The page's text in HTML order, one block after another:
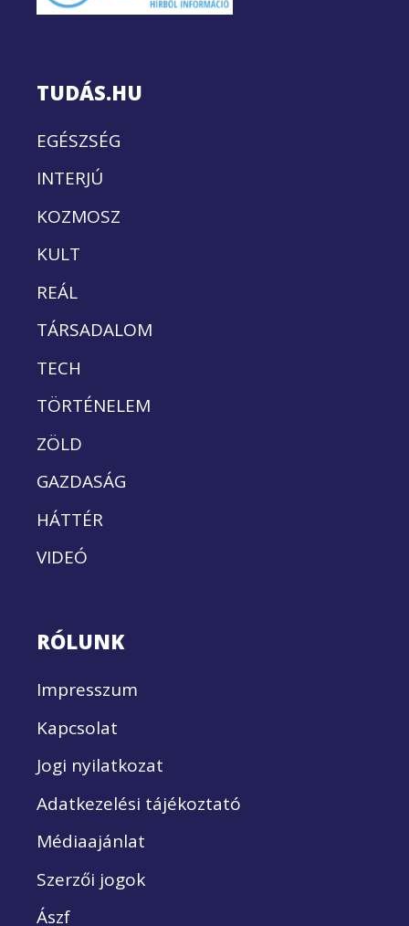
TUDÁS.HU
EGÉSZSÉG
INTERJÚ
KOZMOSZ
KULT
REÁL
TÁRSADALOM
TECH
TÖRTÉNELEM
ZÖLD
GAZDASÁG
HÁTTÉR
VIDEÓ
RÓLUNK
Impresszum
Kapcsolat
Jogi nyilatkozat
Adatkezelési tájékoztató
Médiaajánlat
Szerzői jogok
Ászf